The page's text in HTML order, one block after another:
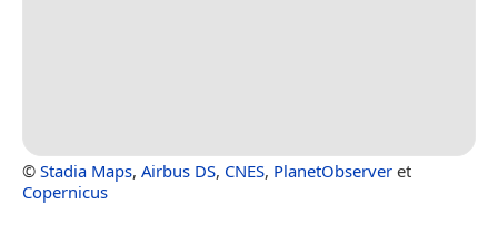
© Stadia Maps, Airbus DS, CNES, PlanetObserver et
Copernicus